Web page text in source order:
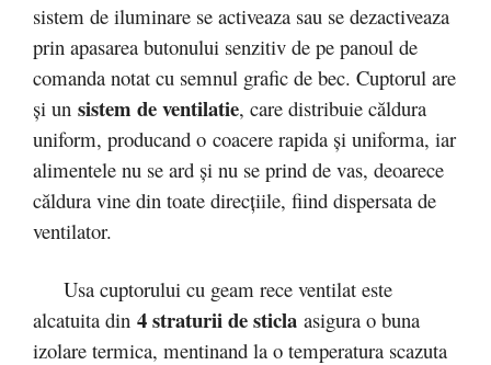
sistem de iluminare se activeaza sau se dezactiveaza
prin apasarea butonului senzitiv de pe panoul de
comanda notat cu semnul grafic de bec. Cuptorul are
şi un sistem de ventilatie, care distribuie căldura
uniform, producand o coacere rapida şi uniforma, iar
alimentele nu se ard şi nu se prind de vas, deoarece
căldura vine din toate direcţiile, fiind dispersata de
ventilator.
Usa cuptorului cu geam rece ventilat este
alcatuita din 4 straturii de sticla asigura o buna
izolare termica, mentinand la o temperatura scazuta